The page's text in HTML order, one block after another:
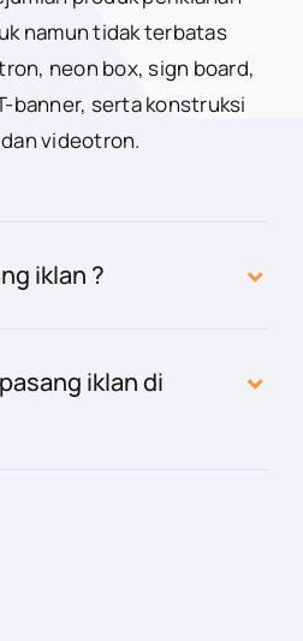
namun tidak terbatas
neon box, sign board,
banner, serta konstruksi
videotron.
iklan ?
iklan di